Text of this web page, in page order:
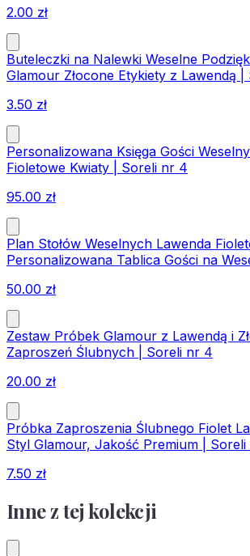
2.00 zł
Buteleczki na Nalewki Weselne
Glamour Złocone Etykiety z Lawendą
3.50 zł
Personalizowana Księga Gości
Fioletowe Kwiaty | Soreli nr 4
95.00 zł
Plan Stołów Weselnych Lawenda
Personalizowana Tablica Gości na
50.00 zł
Zestaw Próbek Glamour z Lawendą i
Zaproszeń Ślubnych | Soreli nr 4
20.00 zł
Próbka Zaproszenia Ślubnego Fiolet
Styl Glamour, Jakość Premium |
7.50 zł
Inne z tej kolekcji